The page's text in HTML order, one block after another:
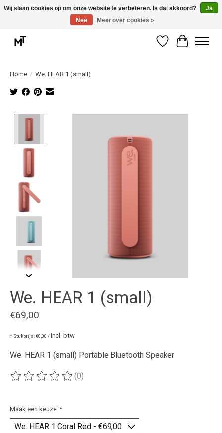
Deskundige installatie of montage nodig? Vraag ons naar de mogelijkheden.
Verlanglijst
Home / We. HEAR 1 (small)
We. HEAR 1 (small)
€69,00
* Stukprijs: €0,00 /Incl. btw
We. HEAR 1 (small) Portable Bluetooth Speaker
De beoordeling van dit product is
(0)
Maak een keuze: *
Wij slaan cookies op om onze website te verbeteren. Is dat akkoord?
Ja
Nee
Meer over cookies »